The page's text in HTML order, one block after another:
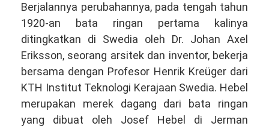
Berjalannya perubahannya, pada tengah tahun
1920-an bata ringan pertama kalinya
ditingkatkan di Swedia oleh Dr. Johan Axel
Eriksson, seorang arsitek dan inventor, bekerja
bersama dengan Profesor Henrik Kreüger dari
KTH Institut Teknologi Kerajaan Swedia. Hebel
merupakan merek dagang dari bata ringan
yang dibuat oleh Josef Hebel di Jerman